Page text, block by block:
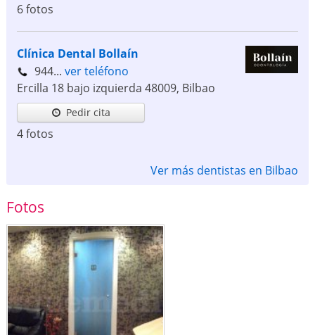
6 fotos
Clínica Dental Bollaín
944... ver teléfono
Ercilla 18 bajo izquierda 48009, Bilbao
Pedir cita
4 fotos
Ver más dentistas en Bilbao
Fotos